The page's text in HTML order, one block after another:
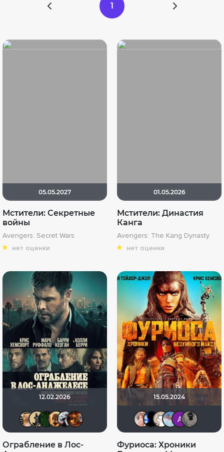
1
05.05.2027
Мстители: Секретные
войны
Avengers: Secret Wars
нет оценки
01.05.2026
Мстители: Династия
Канга
Avengers: The Kang Dynasty
нет оценки
12.02.2026
DumbMoron
Derbish Kot123RUS
Макс Бро
Ограбление в Лос-
15.05.2024
reyzeld
Galiaph
Фуриоса: Хроники